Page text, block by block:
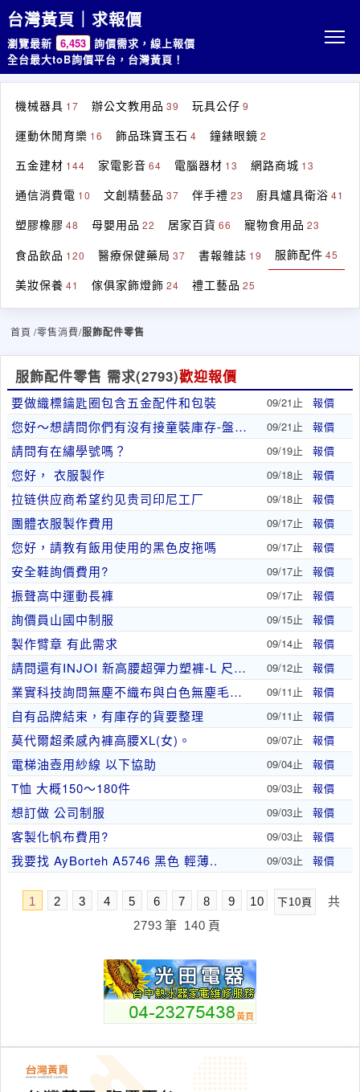
台灣黃頁｜求報價
瀏覽最新 6,453 詢價需求，線上報價
全台最大toB詢價平台，台灣黃頁！
機械器具 17 辦公文教用品 39 玩具公仔 9
運動休閒育樂 16 飾品珠寶玉石 4 鐘錶眼鏡 2
五金建材 144 家電影音 64 電腦器材 13 網路商城 13
通信消費電 10 文創精藝品 37 伴手禮 23 廚具爐具衛浴 41
塑膠橡膠 48 母嬰用品 22 居家百貨 66 寵物食用品 23
食品飲品 120 醫療保健藥局 37 書報雜誌 19 服飾配件 45
美妝保養 41 傢俱家飾燈飾 24 禮工藝品 25
首頁 /零售消費/服飾配件零售
服飾配件零售 需求(2793)歡迎報價
要做織標鑰匙圈包含五金配件和包裝 09/21止 報價
您好～想請問你們有沒有接童裝庫存-盤貨？我這邊有.. 09/21止 報價
請問有在繡學號嗎？ 09/19止 報價
您好， 衣服製作 09/18止 報價
拉链供应商希望约见贵司印尼工厂 09/18止 報價
團體衣服製作費用 09/17止 報價
您好，請教有飯用使用的黑色皮拖嗎 09/17止 報價
安全鞋詢價費用? 09/17止 報價
振聲高中運動長褲 09/17止 報價
詢價員山國中制服 09/15止 報價
製作臂章 有此需求 09/14止 報價
請問還有INJOI 新高腰超彈力塑褲-L 尺寸，.. 09/12止 報價
業實科技詢問無塵不織布與白色無塵毛巾布 09/11止 報價
自有品牌結束，有庫存的貨要整理 09/11止 報價
莫代爾超柔感內褲高腰XL(女)。 09/07止 報價
電梯油壺用紗線 以下協助 09/04止 報價
T恤 大概150～180件 09/03止 報價
想訂做 公司制服 09/03止 報價
客製化帆布費用? 09/03止 報價
我要找 AyBorteh A5746 黑色 輕薄.. 09/03止 報價
1 2 3 4 5 6 7 8 9 10 下10頁
共
2793 筆 140 頁